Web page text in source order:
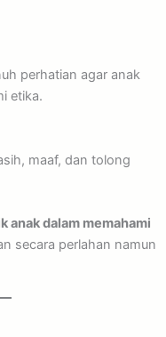
perhatian agar anak
etika.
maaf, dan tolong
anak dalam memahami
secara perlahan namun